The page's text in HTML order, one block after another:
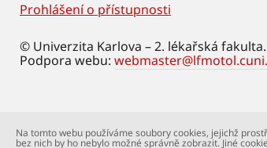
Footer
Prohlášení o přístupnosti
© Univerzita Karlova – 2. lékařská
Podpora webu:
Na tomto webu používáme soubory cookies, jejichž
bez nich by ho nebylo možné správně zobrazit. Jiné